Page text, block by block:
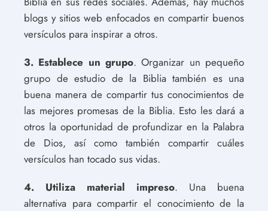
blogs y sitios web enfocados en compartir buenos
versículos para inspirar a otros.
3. Establece un grupo. Organizar un pequeño
grupo de estudio de la Biblia también es una
buena manera de compartir tus conocimientos de
las mejores promesas de la Biblia. Esto les dará a
otros la oportunidad de profundizar en la Palabra
de Dios, así como también compartir cuáles
versículos han tocado sus vidas.
4. Utiliza material impreso. Una buena
alternativa para compartir el conocimiento de la